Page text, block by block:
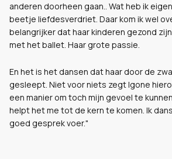
anderen doorheen gaan.. Wat heb ik
beetje liefdesverdriet. Daar kom ik wel
belangrijker dat haar kinderen gezond
met het ballet. Haar grote passie.
En het is het dansen dat haar door de
gesleept. Niet voor niets zegt Igone
een manier om toch mijn gevoel te
helpt het me tot de kern te komen. Ik
goed gesprek voer."